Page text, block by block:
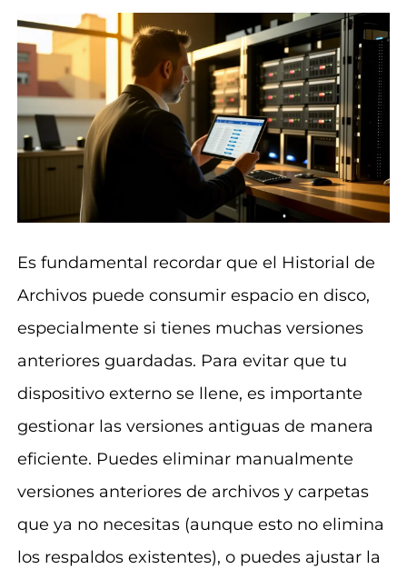
Es fundamental recordar que el Historial de
Archivos puede consumir espacio en disco,
especialmente si tienes muchas versiones
anteriores guardadas. Para evitar que tu
dispositivo externo se llene, es importante
gestionar las versiones antiguas de manera
eficiente. Puedes eliminar manualmente
versiones anteriores de archivos y carpetas
que ya no necesitas (aunque esto no elimina
los respaldos existentes), o puedes ajustar la